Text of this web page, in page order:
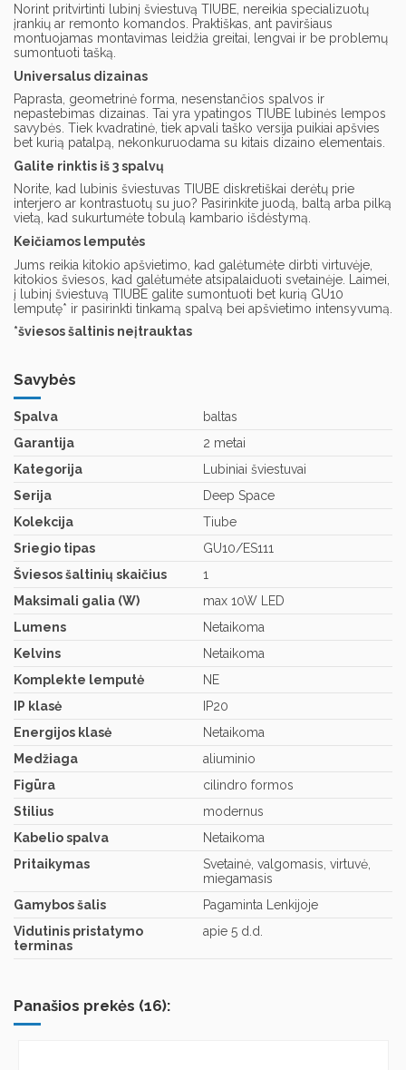
Norint pritvirtinti lubinį šviestuvą TIUBE, nereikia specializuotų
įrankių ar remonto komandos. Praktiškas, ant paviršiaus
montuojamas montavimas leidžia greitai, lengvai ir be problemų
sumontuoti tašką.
Universalus dizainas
Paprasta, geometrinė forma, nesenstančios spalvos ir
nepastebimas dizainas. Tai yra ypatingos TIUBE lubinės lempos
savybės. Tiek kvadratinė, tiek apvali taško versija puikiai apšvies
bet kurią patalpą, nekonkuruodama su kitais dizaino elementais.
Galite rinktis iš 3 spalvų
Norite, kad lubinis šviestuvas TIUBE diskretiškai derėtų prie
interjero ar kontrastuotų su juo? Pasirinkite juodą, baltą arba pilką
vietą, kad sukurtumėte tobulą kambario išdėstymą.
Keičiamos lemputės
Jums reikia kitokio apšvietimo, kad galėtumėte dirbti virtuvėje,
kitokios šviesos, kad galėtumėte atsipalaiduoti svetainėje. Laimei,
į lubinį šviestuvą TIUBE galite sumontuoti bet kurią GU10
lemputę* ir pasirinkti tinkamą spalvą bei apšvietimo intensyvumą.
*šviesos šaltinis neįtrauktas
Savybės
Spalva
baltas
Garantija
2 metai
Kategorija
Lubiniai šviestuvai
Serija
Deep Space
Kolekcija
Tiube
Sriegio tipas
GU10/ES111
Šviesos šaltinių skaičius
1
Maksimali galia (W)
max 10W LED
Lumens
Netaikoma
Kelvins
Netaikoma
Komplekte lemputė
NE
IP klasė
IP20
Energijos klasė
Netaikoma
Medžiaga
aliuminio
Figūra
cilindro formos
Stilius
modernus
Kabelio spalva
Netaikoma
Pritaikymas
Svetainė, valgomasis, virtuvė,
miegamasis
Gamybos šalis
Pagaminta Lenkijoje
Vidutinis pristatymo
terminas
apie 5 d.d.
Panašios prekės (16):